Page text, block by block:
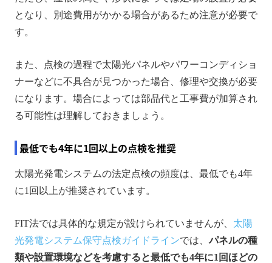
となり、別途費用がかかる場合があるため注意が必要で
す。
また、点検の過程で太陽光パネルやパワーコンディショ
ナーなどに不具合が見つかった場合、修理や交換が必要
になります。場合によっては部品代と工事費が加算され
る可能性は理解しておきましょう。
最低でも4年に1回以上の点検を推奨
太陽光発電システムの法定点検の頻度は、最低でも4年
に1回以上が推奨されています。
FIT法では具体的な規定が設けられていませんが、 太陽
光発電システム保守点検ガイドラインでは、パネルの種
類や設置環境などを考慮すると最低でも4年に1回ほどの